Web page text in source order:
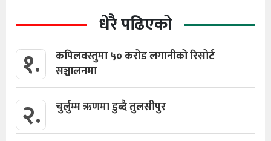
धेरै पढिएको
१.
कपिलवस्तुमा ५० करोड लगानीको रिसोर्ट
सञ्चालनमा
२. चुर्लुम्म ऋणमा डुब्दै तुलसीपुर